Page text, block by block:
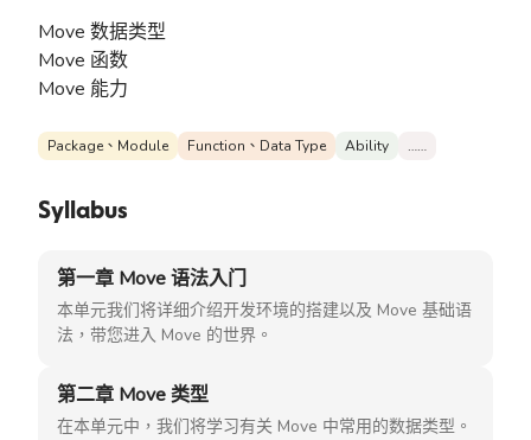
Move 数据类型
Move 函数
Move 能力
Package、Module Function、Data Type Ability ……
Syllabus
第一章 Move 语法入门
本单元我们将详细介绍开发环境的搭建以及 Move 基础语
法，带您进入 Move 的世界。
第二章 Move 类型
在本单元中，我们将学习有关 Move 中常用的数据类型。